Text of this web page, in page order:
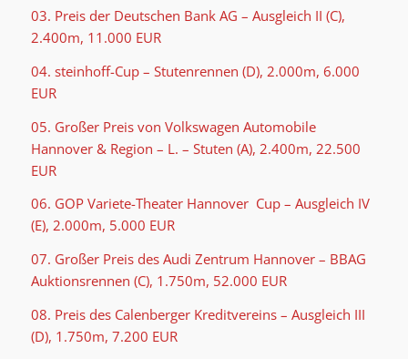
03. Preis der Deutschen Bank AG – Ausgleich II (C),
2.400m, 11.000 EUR
04. steinhoff-Cup – Stutenrennen (D), 2.000m, 6.000
EUR
05. Großer Preis von Volkswagen Automobile
Hannover & Region – L. – Stuten (A), 2.400m, 22.500
EUR
06. GOP Variete-Theater Hannover Cup – Ausgleich IV
(E), 2.000m, 5.000 EUR
07. Großer Preis des Audi Zentrum Hannover – BBAG
Auktionsrennen (C), 1.750m, 52.000 EUR
08. Preis des Calenberger Kreditvereins – Ausgleich III
(D), 1.750m, 7.200 EUR